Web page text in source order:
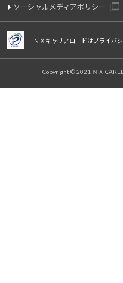
ソーシャルメディアポリシー
ＮＸキャリアロードはプライバ
Copyright © 2021 ＮＸ